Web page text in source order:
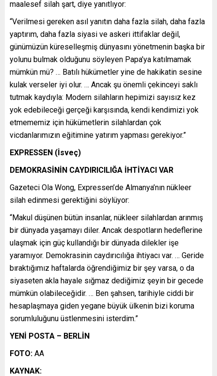
maalesef silah şart, diye yanıtlıyor:
“Verilmesi gereken asıl yanıtın daha fazla silah, daha fazla
yaptırım, daha fazla siyasi ve askeri ittifaklar değil,
günümüzün küreselleşmiş dünyasını yönetmenin başka bir
yolunu bulmak olduğunu söyleyen Papa’ya katılmamak
mümkün mü? … Batılı hükümetler yine de hakikatin sesine
kulak verseler iyi olur. … Ancak şu önemli çekinceyi saklı
tutmak kaydıyla: Modern silahların hepimizi sayısız kez
yok edebileceği gerçeği karşısında, kendi kendimizi yok
etmememiz için hükümetlerin silahlardan çok
vicdanlarımızın eğitimine yatırım yapması gerekiyor.”
EXPRESSEN (İsveç)
DEMOKRASİNİN CAYDIRICILIĞA İHTİYACI VAR
Gazeteci Ola Wong, Expressen’de Almanya’nın nükleer
silah edinmesi gerektiğini söylüyor:
“Makul düşünen bütün insanlar, nükleer silahlardan arınmış
bir dünyada yaşamayı diler. Ancak despotların hedeflerine
ulaşmak için güç kullandığı bir dünyada dilekler işe
yaramıyor. Demokrasinin caydırıcılığa ihtiyacı var. … Geride
bıraktığımız haftalarda öğrendiğimiz bir şey varsa, o da
siyaseten akla hayale sığmaz dediğimiz şeyin bir gecede
mümkün olabileceğidir. … Ben şahsen, tarihiyle ciddi bir
hesaplaşmaya giden yegane büyük ülkenin bizi koruma
sorumluluğunu üstlenmesini isterdim.”
YENİ POSTA – BERLİN
FOTO: AA
KAYNAK: